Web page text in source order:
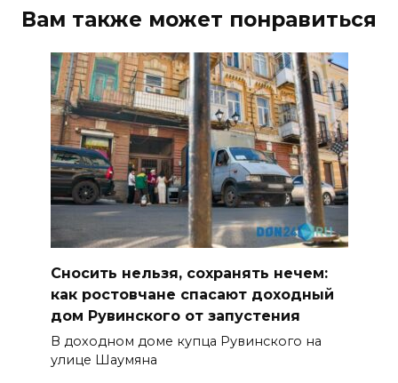
Вам также может понравиться
Сносить нельзя, сохранять нечем:
как ростовчане спасают доходный
дом Рувинского от запустения
В доходном доме купца Рувинского на
улице Шаумяна